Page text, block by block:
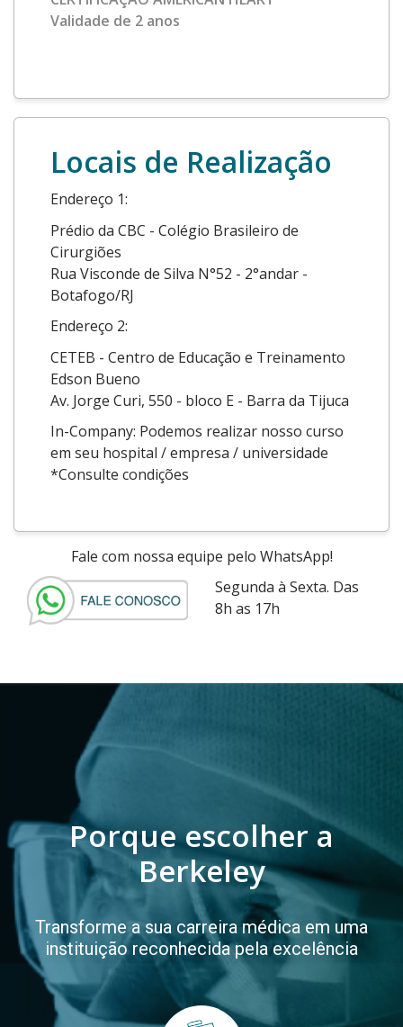
Validade de 2 anos
Locais de Realização
Endereço 1:
Prédio da CBC - Colégio Brasileiro de
Cirurgiões
Rua Visconde de Silva N°52 - 2°andar -
Botafogo/RJ
Endereço 2:
CETEB - Centro de Educação e Treinamento
Edson Bueno
Av. Jorge Curi, 550 - bloco E - Barra da Tijuca
In-Company: Podemos realizar nosso curso
em seu hospital / empresa / universidade
*Consulte condições
Fale com nossa equipe pelo WhatsApp!
Segunda à Sexta. Das
8h as 17h
Porque escolher a
Berkeley
Transforme a sua carreira médica em uma
instituição reconhecida pela excelência